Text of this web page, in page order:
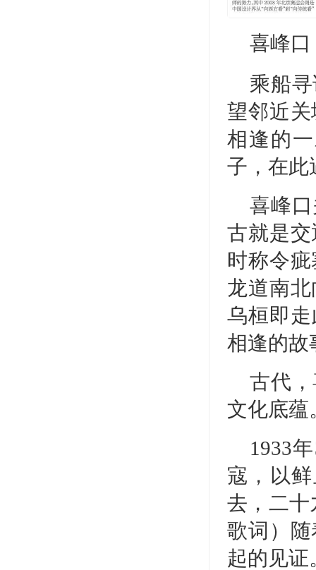
喜峰
乘船
望邻近
相逢的
子，在此
喜峰
古就是
时称令
龙道南
乌桓即
相逢的故
古代
文化底蕴
1933
寇，以
去，二
歌词）
起的见证